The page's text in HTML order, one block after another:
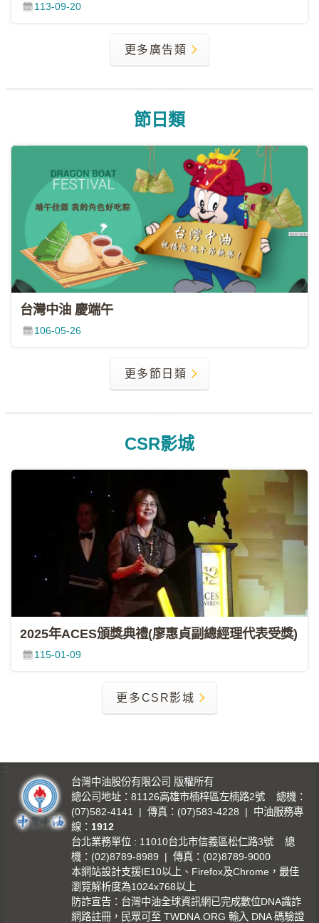
113-09-20
更多廣告類
節日類
台灣中油 慶端午
106-05-26
更多節日類
CSR影城
2025年ACES頒獎典禮(廖惠貞副總經理代表受獎)
115-01-09
更多CSR影城
台灣中油股份有限公司 版權所有
總公司地址：81126高雄市楠梓區左楠路2號 總機：
(07)582-4141 | 傳真：(07)583-4228 | 中油服務專
線： 1912
台北業務單位 : 11010台北市信義區松仁路3號 總
機：(02)8789-8989 | 傳真：(02)8789-9000
本網站設計支援IE10以上、Firefox及Chrome，最佳
瀏覽解析度為1024x768以上
防詐宣告：台灣中油全球資訊網已完成數位DNA識詐
網路註冊，民眾可至 TWDNA.ORG 輸入 DNA 碼驗證